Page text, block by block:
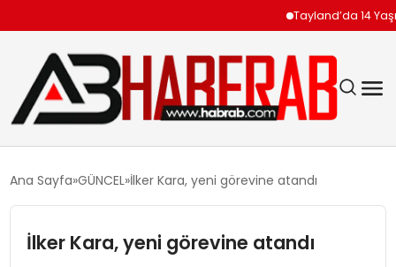
Tayland’da 14
Ana Sayfa GÜNCEL İlker Kara, yeni görevine atandı
İlker Kara, yeni görevine atandı